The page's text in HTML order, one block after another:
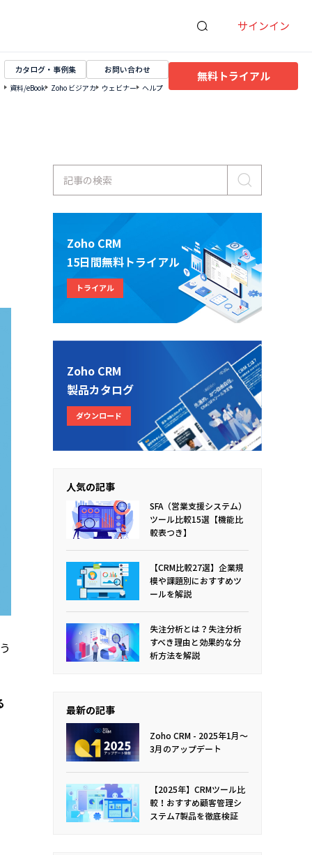
サインイン
カタログ・事例集 お問い合わせ
資料/eBook Zoho ビジアカ ウェビナー ヘルプ
無料トライアル
記事の検索
Zoho CRM
15日間無料トライアル
トライアル
Zoho CRM
製品カタログ
ダウンロード
人気の記事
SFA（営業支援システム）
ツール比較15選【機能比
較表つき】
【CRM比較27選】企業規
模や課題別におすすめツ
ールを解説
失注分析とは？ 失注分析
すべき理由と効果的な分
析方法を解説
最新の記事
Zoho CRM - 2025年1月〜
3月のアップデート
【2025年】CRMツール比
較！おすすめ顧客管理シ
ステム7製品を徹底検証